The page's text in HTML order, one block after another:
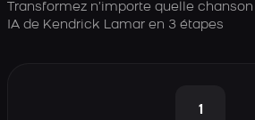
Transformez n’importe quelle
IA de Kendrick Lamar en 3 étapes
1